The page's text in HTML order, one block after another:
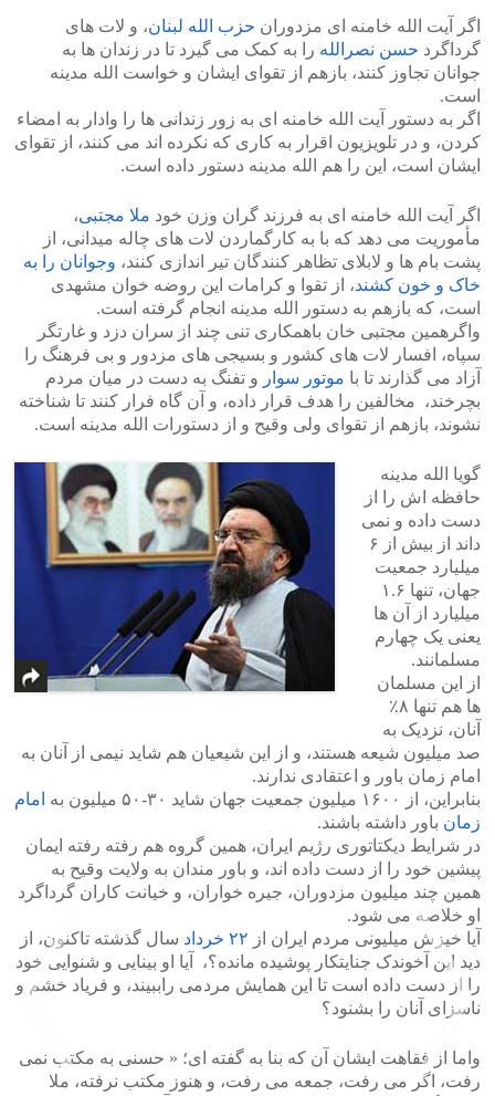
اگر آیت الله خامنه ای مزدوران حزب الله لبنان، و لات های
گرداگرد حسن نصرالله را به کمک می گیرد تا در زندان ها به
جوانان تجاوز کنند، بازهم از تقوای ایشان و خواست الله مدینه
است.
اگر به دستور آیت الله خامنه ای به زور زندانی ها را وادار به امضاء
کردن، و در تلویزیون اقرار به کاری که نکرده اند می کنند، از تقوای
ایشان است، این را هم الله مدینه دستور داده است.
اگر آیت الله خامنه ای به فرزند گران وزن خود ملا مجتبی،
مأموریت می دهد که با به کارگماردن لات های چاله میدانی، از
پشت بام ها و لابلای تظاهر کنندگان تیر اندازی کنند، وجوانان را به
خاک و خون کشند، از تقوا و کرامات این روضه خوان مشهدی
است، که بازهم به دستور الله مدینه انجام گرفته است.
واگرهمین مجتبی خان باهمکاری تنی چند از سران دزد و غارتگر
سپاه، افسار لات های کشور و بسیجی های مزدور و بی فرهنگ را
آزاد می گذارند تا با موتور سوار و تفنگ به دست در میان مردم
بچرخند، مخالفین را هدف قرار داده، و آن گاه فرار کنند تا شناخته
نشوند، بازهم از تقوای ولی وقیح و از دستورات الله مدینه است.
گویا الله مدینه
حافظه اش را از
دست داده و نمی
داند از بیش از ۶
میلیارد جمعیت
جهان، تنها ۱.۶
میلیارد از آن ها
یعنی یک چهارم
مسلمانند.
از این مسلمان
ها هم تنها ۸٪
آنان، نزدیک به
صد میلیون شیعه هستند، و از این شیعیان هم شاید نیمی از آنان به
امام زمان باور و اعتقادی ندارند.
بنابراین، از ۱۶۰۰ میلیون جمعیت جهان شاید ۳۰-۵۰ میلیون به
امام
زمان باور داشته باشند.
در شرایط دیکتاتوری رژیم ایران، همین گروه هم رفته رفته ایمان
پیشین خود را از دست داده اند، و باور مندان به ولایت وقیح به
همین چند میلیون مزدوران، جیره خواران، و خیانت کاران گرداگرد
او خلاصه می شود.
آیا خیزش میلیونی مردم ایران از ۲۲ خرداد
سال گذشته تاکنون، از
دید این آخوندک جنایتکار پوشیده مانده؟، آیا او بینایی و شنوایی خود
را از دست داده است تا این همایش مردمی راببیند، و فریاد خشم و
ناسزای آنان را بشنود؟
واما از فقاهت ایشان آن که بنا به گفته ای؛ « حسنی به مکتب نمی
رفت، اگر می رفت، جمعه می رفت، و هنوز مکتب نرفته، ملا